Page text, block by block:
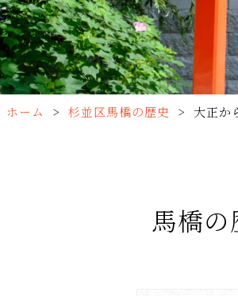
ホーム > 杉並区馬橋の歴史 > 大正
馬橋